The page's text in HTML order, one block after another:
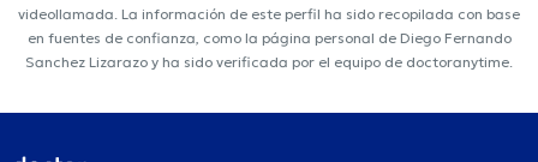
videollamada. La información de este perfil ha sido recopilada con base
en fuentes de confianza, como la página personal de Diego Fernando
Sanchez Lizarazo y ha sido verificada por el equipo de doctoranytime.